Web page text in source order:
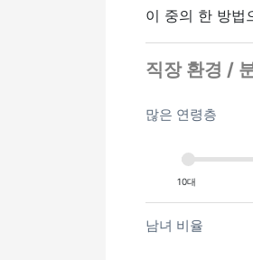
이 중의 한 방법
직장 환경 /
많은 연령층
10대
남녀 비율